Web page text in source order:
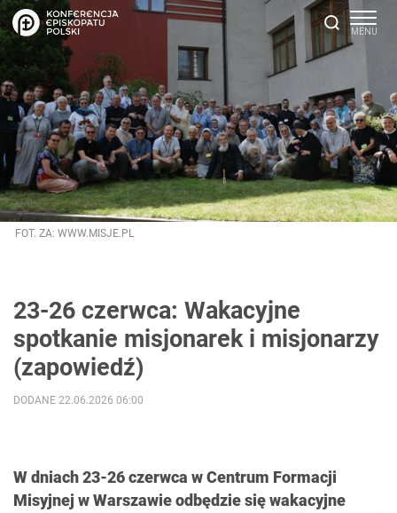
FOT. ZA: WWW.MISJE.PL
23-26 czerwca: Wakacyjne
spotkanie misjonarek i misjonarzy
(zapowiedź)
W dniach 23-26 czerwca w Centrum Formacji
Misyjnej w Warszawie odbędzie się wakacyjne
DODANE 22.06.2026 06:00